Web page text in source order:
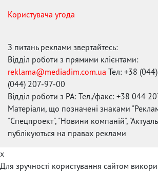
Користувача угода
З питань реклами звертайтесь:
Відділ роботи з прямими клієнтами:
reklama@mediadim.com.ua Тел: +38
(044) 207-97-00
Відділ роботи з РА: Тел./факс: +38 044
Матеріали, що позначені знаками
"Спецпроект", "Новини компаній",
публікуються на правах реклами
x
Для зручності користування сайтом